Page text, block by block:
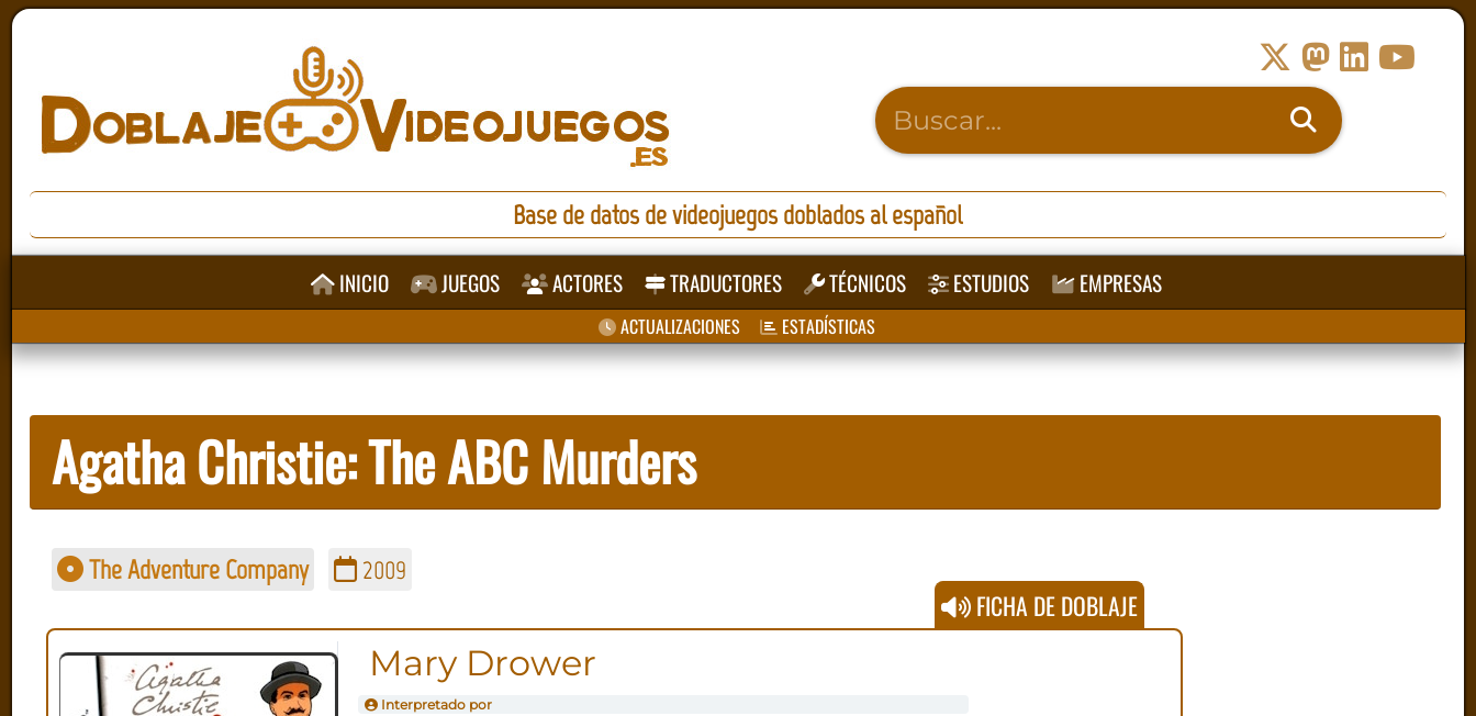
Base de datos de videojuegos doblados al español
INICIO JUEGOS ACTORES TRADUCTORES TÉCNICOS ESTUDIOS EMPRESAS
ACTUALIZACIONES ESTADÍSTICAS
Agatha Christie: The ABC Murders
The Adventure Company 2009
FICHA DE DOBLAJE
Mary Drower
Interpretado por